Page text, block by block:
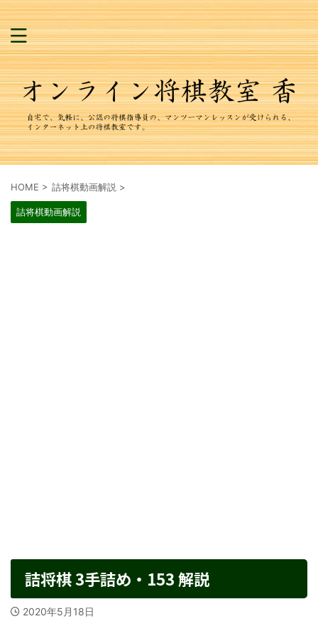
HOME > 詰将棋動画解説 >
詰将棋動画解説
詰将棋 3手詰め・153 解説
2020年5月18日